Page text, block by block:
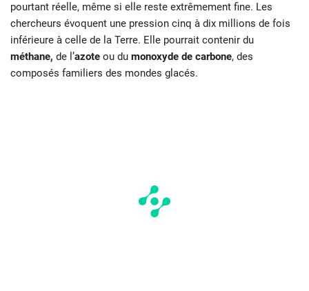
pourtant réelle, même si elle reste extrêmement fine. Les
chercheurs évoquent une pression cinq à dix millions de fois
inférieure à celle de la Terre. Elle pourrait contenir du
méthane, de l’azote ou du monoxyde de carbone, des
composés familiers des mondes glacés.